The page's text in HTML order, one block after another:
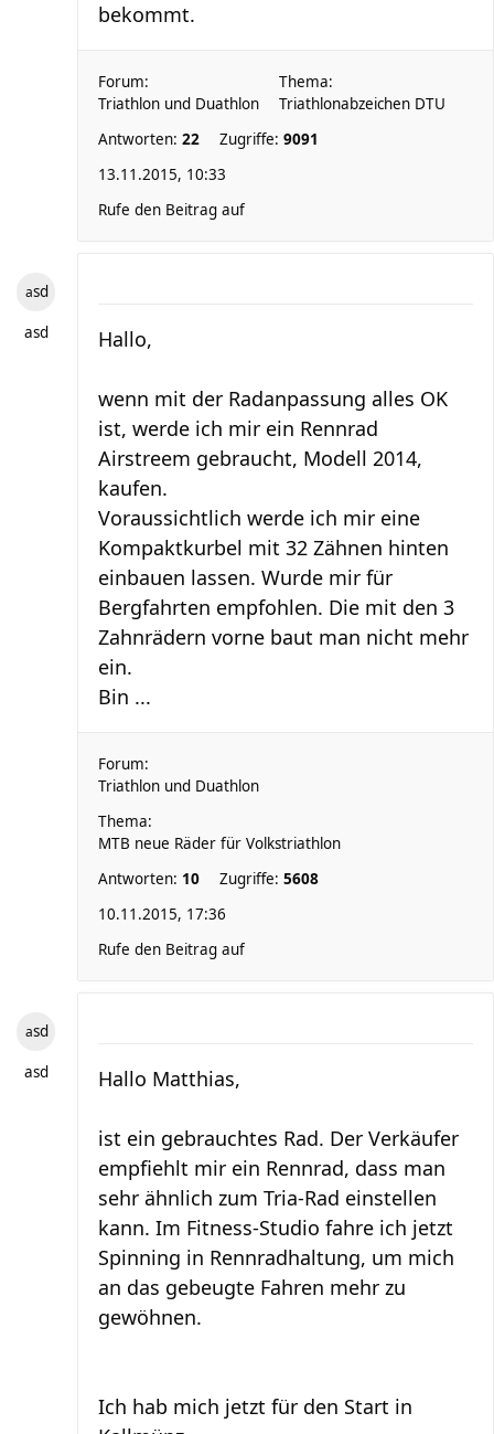
bekommt.
Forum:
Triathlon und Duathlon
Thema:
Triathlonabzeichen DTU
Antworten: 22 Zugriffe: 9091
13.11.2015, 10:33
Rufe den Beitrag auf
asd
asd Hallo,
wenn mit der Radanpassung alles OK
ist, werde ich mir ein Rennrad
Airstreem gebraucht, Modell 2014,
kaufen.
Voraussichtlich werde ich mir eine
Kompaktkurbel mit 32 Zähnen hinten
einbauen lassen. Wurde mir für
Bergfahrten empfohlen. Die mit den 3
Zahnrädern vorne baut man nicht mehr
ein.
Bin ...
Forum:
Triathlon und Duathlon
Thema:
MTB neue Räder für Volkstriathlon
Antworten: 10 Zugriffe: 5608
10.11.2015, 17:36
Rufe den Beitrag auf
asd
asd Hallo Matthias,
ist ein gebrauchtes Rad. Der Verkäufer
empfiehlt mir ein Rennrad, dass man
sehr ähnlich zum Tria-Rad einstellen
kann. Im Fitness-Studio fahre ich jetzt
Spinning in Rennradhaltung, um mich
an das gebeugte Fahren mehr zu
gewöhnen.
Ich hab mich jetzt für den Start in